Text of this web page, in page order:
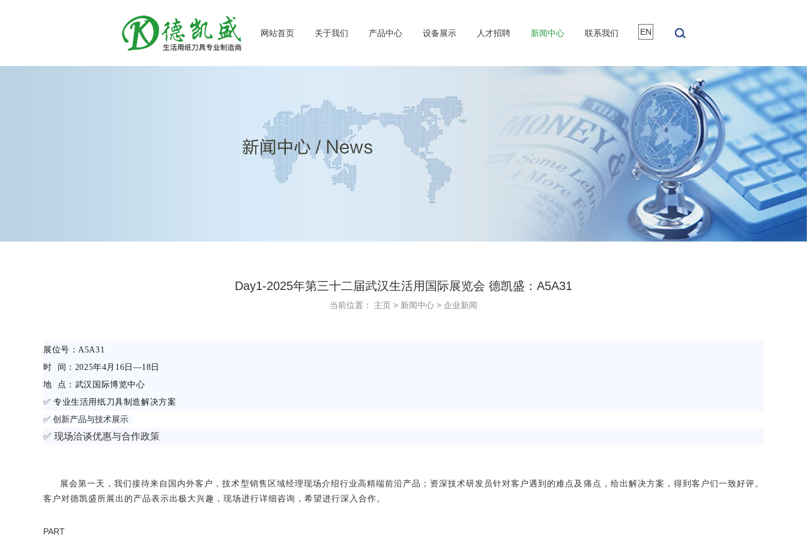
EN
网站首页 关于我们 产品中心 设备展示 人才招聘 新闻中心 联系我们
Day1-2025年第三十二届武汉生活用国际展览会 德凯盛：A5A31
当前位置： 主页 > 新闻中心 > 企业新闻
展位号：A5A31
时 间：2025年4月16日—18日
地 点：武汉国际博览中心
✅ 专业生活用纸刀具制造解决方案
✅ 创新产品与技术展示
✅ 现场洽谈优惠与合作政策
展会第一天，我们接待来自国内外客户，技术型销售区域经理现场介绍行业高精端前沿产品； 资深技术研发员针对客户遇到的难点及痛点，给出解决方案，得到客户们一致好评。
客户对德凯盛所展出的产品表示出极大兴趣，现场进行详细咨询，希望进行深入合作。
PART